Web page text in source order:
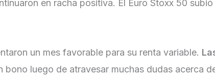
en racha positiva. El Euro Stoxx 50
un mes favorable para su renta variable.
bono luego de atravesar muchas dudas acerca